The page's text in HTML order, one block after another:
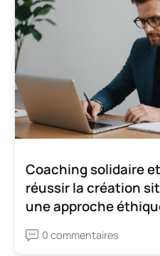
Coaching solidaire
réussir la création
une approche
0 commentaires